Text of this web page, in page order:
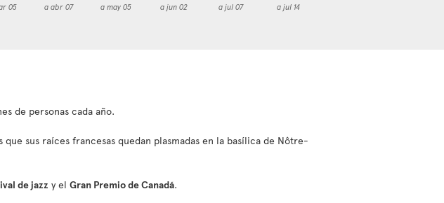
05
a abr 07
a may 05
a jun 02
a jul 07
a jul 14
de personas cada año.
sus raíces francesas quedan plasmadas en la basílica de Nôtre-
de jazz y el Gran Premio de Canadá.